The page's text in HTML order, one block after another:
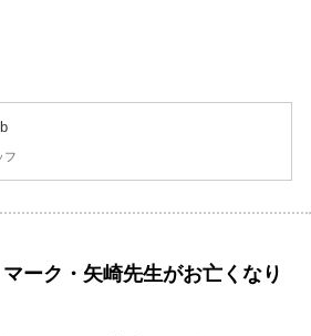
フ
ーク・矢崎先生がお亡くなり